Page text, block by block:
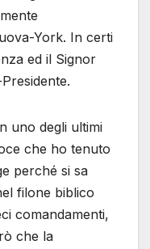
York. In certi
ed il Signor
uno degli ultimi
che ho tenuto
perché si sa
filone biblico
comandamenti,
che la